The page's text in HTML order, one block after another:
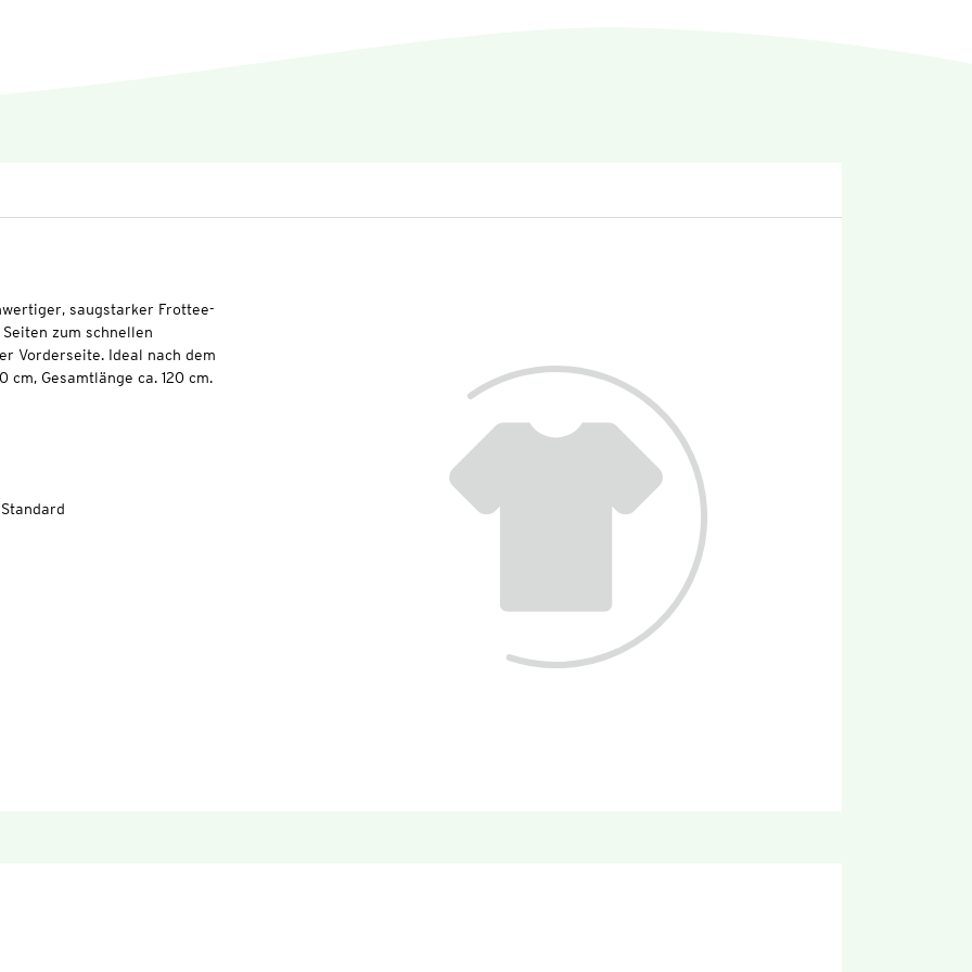
saugstarker Frottee-
zum schnellen
Vorderseite. Ideal nach dem
cm, Gesamtlänge ca. 120 cm.